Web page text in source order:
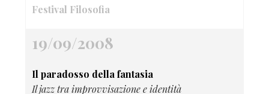
Festival Filosofia
19/09/2008
Il paradosso della fantasia
Il jazz tra improvvisazione e identità